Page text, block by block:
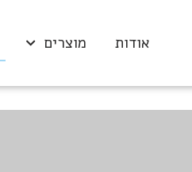
אודות מוצרים